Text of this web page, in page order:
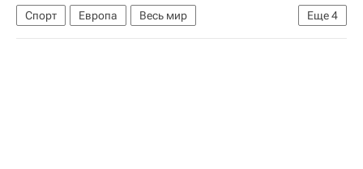
Еще4
Спорт Европа
Весь мир
Дмитрий Белоруков
ФК Амкар